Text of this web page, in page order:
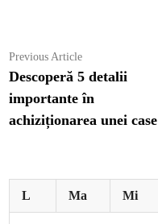
Navigare
în
articole
Previous ArticlePrevious
article:
Descoperă 5 detalii
importante în
achiziționarea unei case
L Ma Mi